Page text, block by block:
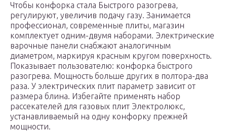
Чтобы конфорка стала Быстрого разогрева,
регулируют, увеличив подачу газу. Занимается
профессионал, современные плиты, магазин
комплектует одним-двумя наборами. Электрические
варочные панели снабжают аналогичным
диаметром, маркируя красным кругом поверхность.
Показывает пользователю: конфорка быстрого
разогрева. Мощность больше других в полтора-два
раза. У электрических плит параметр зависит от
размера блина. Избегайте применять набор
рассекателей для газовых плит Электролюкс,
устанавливаемый на одну конфорку прежней
мощности.